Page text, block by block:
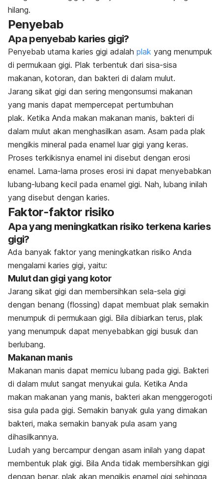
hilang.
Penyebab
Apa penyebab karies gigi?
Penyebab utama karies gigi adalah plak yang menumpuk
di permukaan gigi. Plak terbentuk dari sisa-sisa
makanan, kotoran, dan bakteri di dalam mulut.
Jarang sikat gigi dan sering mengonsumsi makanan
yang manis dapat mempercepat pertumbuhan
plak. Ketika Anda makan makanan manis, bakteri di
dalam mulut akan menghasilkan asam. Asam pada plak
mengikis mineral pada enamel luar gigi yang keras.
Proses terkikisnya enamel ini disebut dengan erosi
enamel. Lama-lama proses erosi ini dapat menyebabkan
lubang-lubang kecil pada enamel gigi. Nah, lubang inilah
yang disebut dengan karies.
Faktor-faktor risiko
Apa yang meningkatkan risiko terkena karies
gigi?
Ada banyak faktor yang meningkatkan risiko Anda
mengalami karies gigi, yaitu:
Mulut dan gigi yang kotor
Jarang sikat gigi dan membersihkan sela-sela gigi
dengan benang (flossing) dapat membuat plak semakin
menumpuk di permukaan gigi. Bila dibiarkan terus, plak
yang menumpuk dapat menyebabkan gigi busuk dan
berlubang.
Makanan manis
Makanan manis dapat memicu lubang pada gigi. Bakteri
di dalam mulut sangat menyukai gula. Ketika Anda
makan makanan yang manis, bakteri akan menggerogoti
sisa gula pada gigi. Semakin banyak gula yang dimakan
bakteri, maka semakin banyak pula asam yang
dihasilkannya.
Ludah yang bercampur dengan asam inilah yang dapat
membentuk plak gigi. Bila Anda tidak membersihkan gigi
dengan benar, plak akan mengikis enamel gigi sehingga